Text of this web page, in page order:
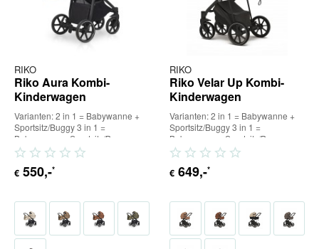
RIKO
Riko Aura Kombi-
Kinderwagen
Varianten: 2 in 1 = Babywanne +
Sportsitz/Buggy 3 in 1 =
Babywanne + Sportsitz/Buggy +
Babyschale (inkl. Adapter) 4...
€ 550,-*
RIKO
Riko Velar Up Kombi-
Kinderwagen
Varianten: 2 in 1 = Babywanne +
Sportsitz/Buggy 3 in 1 =
Babywanne + Sportsitz/Buggy +
Babyschale (inkl. Adapter) 4...
€ 649,-*